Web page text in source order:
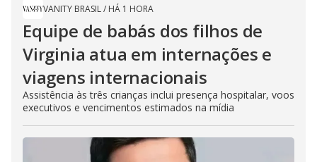
VANITY BRASIL/ HÁ 1 HORA
Equipe de babás dos filhos de
Virginia atua em internações e
viagens internacionais
Assistência às três crianças inclui presença hospitalar, voos
executivos e vencimentos estimados na mídia